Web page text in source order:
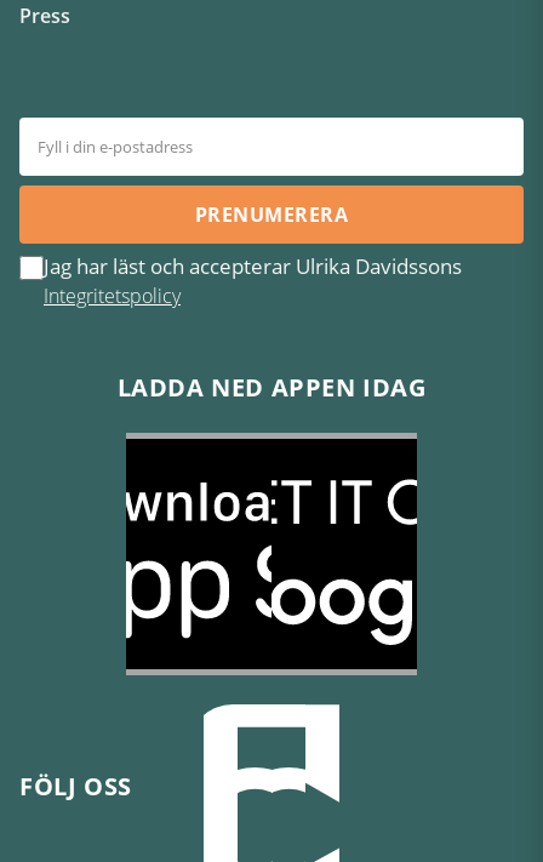
Press
PRENUMERERA
Jag har läst och accepterar Ulrika Davidssons
Integritetspolicy
LADDA NED APPEN IDAG
FÖLJ OSS